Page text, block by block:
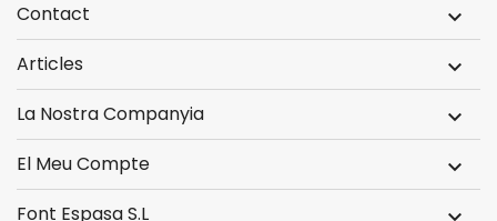
Contact 
Articles 
La Nostra Companyia 
El Meu Compte 
Font Espasa S.L